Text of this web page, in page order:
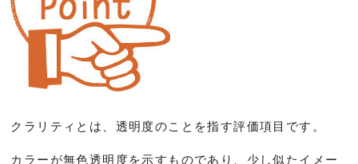
クラリティとは、透明度のことを指す評価項目です。
カラーが無色透明度を示すものであり、少し似たイメー